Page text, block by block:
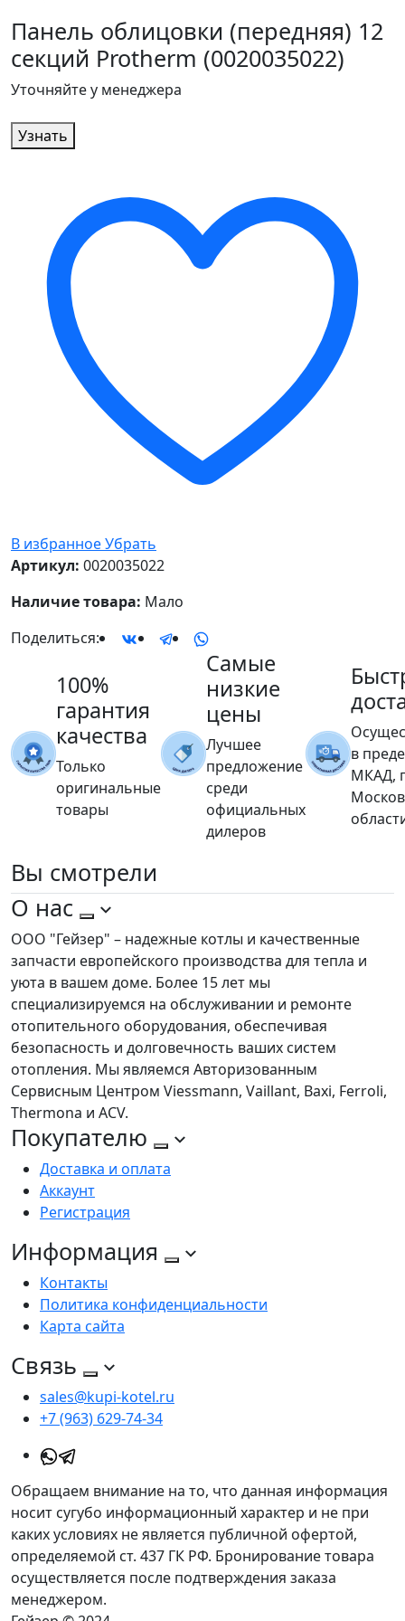
Панель облицовки (передняя) 12
секций Protherm (0020035022)
Уточняйте у менеджера
Узнать
В избранноеУбрать
Артикул: 0020035022
Наличие товара: Мало
Поделиться:
100%
гарантия
качества
Только
оригинальные
товары
Самые
низкие
цены
Лучшее
предложение
среди
официальных
дилеров
в
МКАД,
Вы смотрели
О нас
ООО "Гейзер" – надежные котлы и качественные
запчасти европейского производства для тепла и
уюта в вашем доме. Более 15 лет мы
специализируемся на обслуживании и ремонте
отопительного оборудования, обеспечивая
безопасность и долговечность ваших систем
отопления. Мы являемся Авторизованным
Сервисным Центром Viessmann, Vaillant, Baxi, Ferroli,
Thermona и ACV.
Покупателю
Доставка и оплата
Аккаунт
Регистрация
Информация
Контакты
Политика конфиденциальности
Карта сайта
Связь
sales@kupi-kotel.ru
+7 (963) 629-74-34
Обращаем внимание на то, что данная информация
носит сугубо информационный характер и не при
каких условиях не является публичной офертой,
определяемой ст. 437 ГК РФ. Бронирование товара
осуществляется после подтверждения заказа
менеджером.